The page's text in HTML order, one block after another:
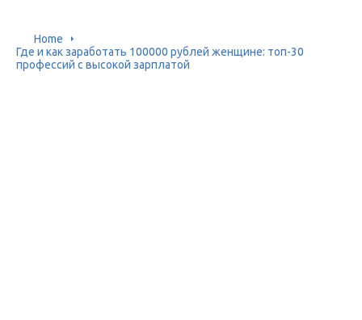
Home
Где и как заработать 100000 рублей женщине: топ-30
профессий с высокой зарплатой